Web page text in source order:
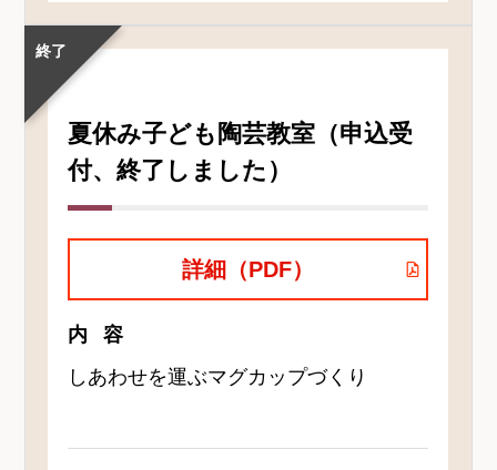
終了
夏休み子ども陶芸教室（申込受
付、終了しました）
詳細（PDF）
内容
しあわせを運ぶマグカップづくり